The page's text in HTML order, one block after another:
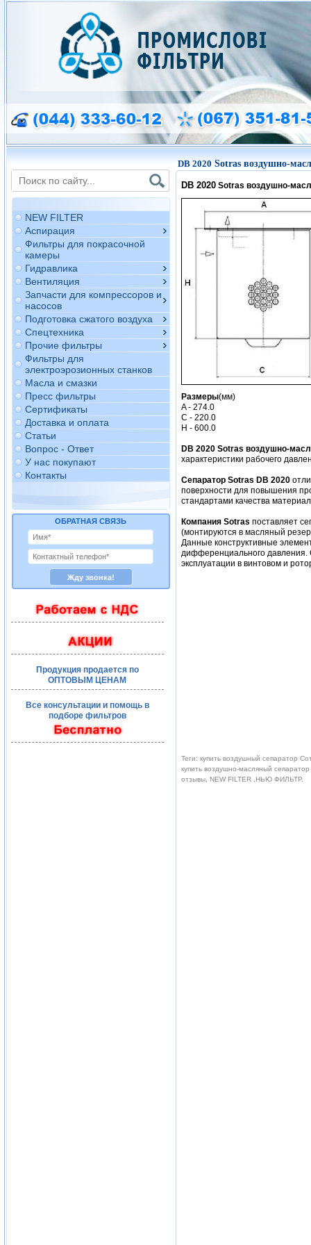
NEW FILTER
Аспирация
Фильтры для покрасочной
камеры
Гидравлика
Вентиляция
Запчасти для компрессоров и
насосов
Подготовка сжатого воздуха
Спецтехника
Прочие фильтры
Фильтры для
электроэрозионных станков
Масла и смазки
Пресс фильтры
Сертификаты
Доставка и оплата
Статьи
Вопрос - Ответ
У нас покупают
Контакты
ОБРАТНАЯ СВЯЗЬ
Продукция продается по
ОПТОВЫМ ЦЕНАМ
Все консультации и помощь в
подборе фильтров
DB 2020 Sotras воздушно-
DB 2020Sotras воздушно-
Размеры(мм)
A - 274.0
C - 220.0
H - 600.0
DB 2020 Sotras воздушно-
характеристики рабочего
Сепаратор Sotras DB 2020
поверхности для повышения
стандартами качества
Компания Sotras поставляет
(монтируются в масляный
Данные конструктивные
дифференциального давления.
эксплуатации в винтовом и
Теги: купить воздушный сепаратор
купить воздушно-масляный
отзывы, NEW FILTER ,НЬЮ ФИЛЬТР.